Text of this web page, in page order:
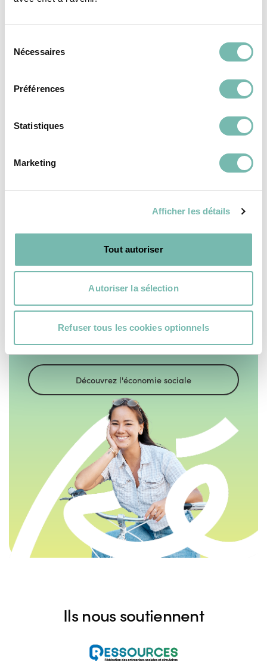
Nécessaires
Préférences
Statistiques
Marketing
Afficher les détails
Tout autoriser
Autoriser la sélection
Refuser tous les cookies optionnels
Domicile, Point Relais et Click & Collect entre 5 à 10 jours
Découvrez les boutiques autour de vous
Tous les articles ont été vérifiés et sont garantis 1 an
Assistance
Mise en contact direct avec nos vendeurs
Choisir l'économie sociale,
c'est choisir l'humain avant
le profit.
Découvrez l'économie sociale
Ils nous soutiennent